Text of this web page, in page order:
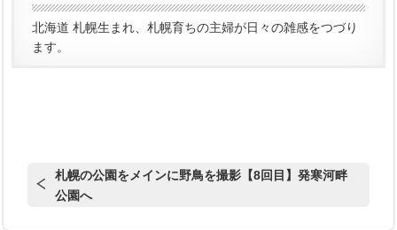
北海道 札幌生まれ、札幌育ちの主婦が日々の雑感をつづり
ます。
札幌の公園をメインに野鳥を撮影【8回目】発寒河畔
公園へ